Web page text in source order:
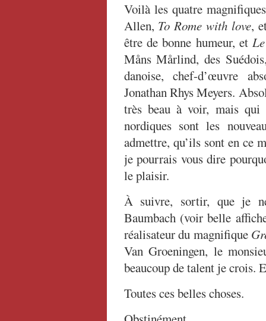
Voilà les quatre
Allen, To Rome with love,
être de bonne humeur, et
Måns Mårlind, des
danoise, chef-d’œuvre
Jonathan Rhys Meyers.
très beau à voir, mais qui
nordiques sont les
admettre, qu’ils sont en ce
je pourrais vous dire
le plaisir.
À suivre, sortir, que je
Baumbach (voir belle
réalisateur du magnifique
Van Groeningen, le
beaucoup de talent je crois.
Toutes ces belles choses.